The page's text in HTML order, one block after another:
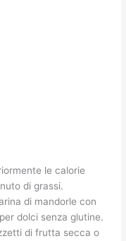
le calorie
di grassi.
di mandorle con
dolci senza glutine.
di frutta secca o